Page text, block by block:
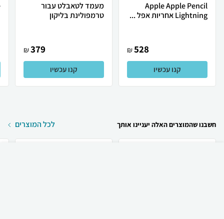
Apple Apple Pencil
Lightning אחריות אפל ...
528
₪
קנו עכשיו
מעמד לטאבלט עבור
טרמפולינת בליקון
379
₪
קנו עכשיו
חשבנו שהמוצרים האלה יעניינו אותך לכל המוצרים